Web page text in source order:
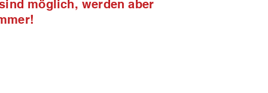
möglich, werden aber